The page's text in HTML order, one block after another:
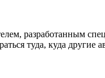
разработанным
туда, куда другие